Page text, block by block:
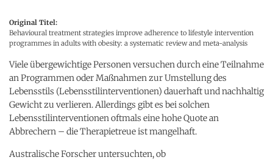
Original Titel:
Behavioural treatment strategies improve adherence to lifestyle intervention
programmes in adults with obesity: a systematic review and meta-analysis
Viele übergewichtige Personen versuchen durch eine Teilnahme
an Programmen oder Maßnahmen zur Umstellung des
Lebensstils (Lebensstilinterventionen) dauerhaft und nachhaltig
Gewicht zu verlieren. Allerdings gibt es bei solchen
Lebensstilinterventionen oftmals eine hohe Quote an
Abbrechern – die Therapietreue ist mangelhaft.
Australische Forscher untersuchten, ob